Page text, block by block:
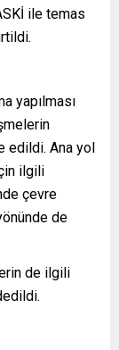
ile temas
yapılması
edildi. Ana yol
ilgili
çevre
de
de ilgili